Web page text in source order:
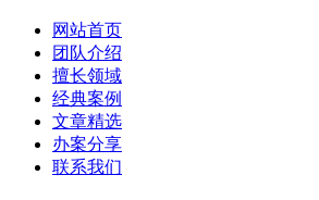
网站首页
团队介绍
擅长领域
经典案例
文章精选
办案分享
联系我们